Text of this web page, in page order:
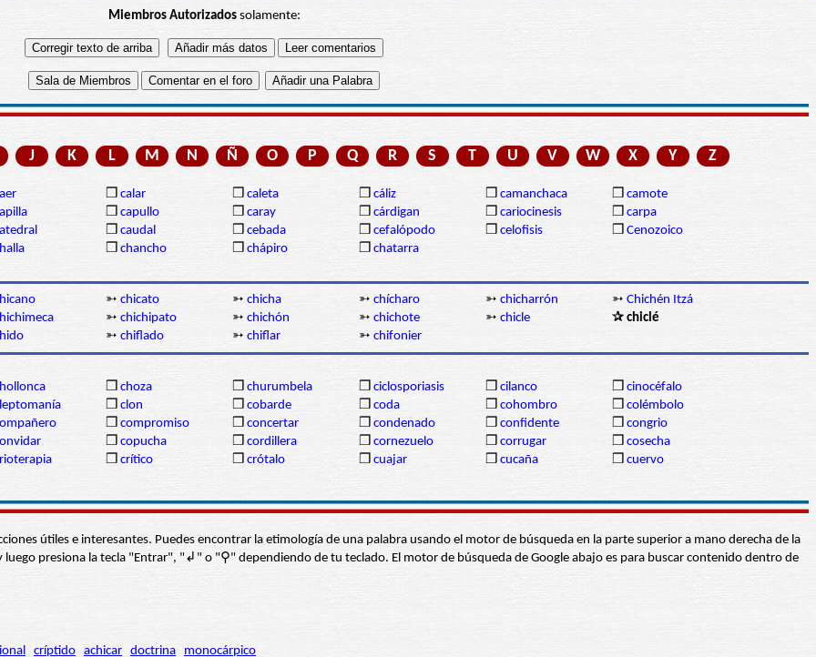
Miembros Autorizadossolamente:
J K L M N Ñ O P Q R S T U V W X Y Z
❒ calar ❒ caleta ❒ cáliz ❒ camanchaca ❒ camote
❒ capullo ❒ caray ❒ cárdigan ❒ cariocinesis ❒ carpa
❒ caudal ❒ cebada ❒ cefalópodo ❒ celofisis ❒ Cenozoico
❒ chancho ❒ chápiro ❒ chatarra
➳ chicato ➳ chicha ➳ chícharo ➳ chicharrón ➳ Chichén Itzá
➳ chichipato ➳ chichón ➳ chichote ➳ chicle
✰ chiclé
➳ chiflado ➳ chiflar ➳ chifonier
❒ choza ❒ churumbela ❒ ciclosporiasis ❒ cilanco ❒ cinocéfalo
❒ clon ❒ cobarde ❒ coda ❒ cohombro ❒ colémbolo
❒ compromiso ❒ concertar ❒ condenado ❒ confidente ❒ congrio
❒ copucha ❒ cordillera ❒ cornezuelo ❒ corrugar ❒ cosecha
❒ crítico ❒ crótalo ❒ cuajar ❒ cucaña ❒ cuervo
útiles e interesantes. Puedes encontrar la etimología de una palabra usando el motor de búsqueda en la parte superior a mano derecha de la
luego presiona la tecla "Entrar", "↲" o "⚲" dependiendo de tu teclado. El motor de búsqueda de Google abajo es para buscar contenido dentro de
críptido achicar doctrina monocárpico